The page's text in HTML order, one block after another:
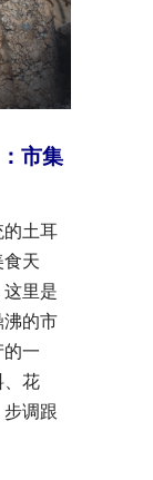
市集
土耳
天
里是
的市
一
、花
调跟